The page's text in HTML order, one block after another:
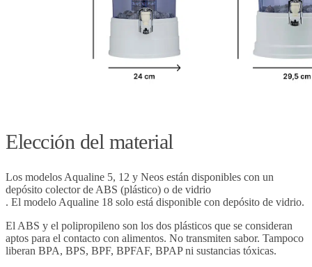
Elección del material
Los modelos Aqualine 5, 12 y Neos están disponibles con un
depósito colector de ABS (plástico) o de vidrio
. El modelo Aqualine 18 solo está disponible con depósito de vidrio.
El ABS y el polipropileno son los dos plásticos que se consideran
aptos para el contacto con alimentos. No transmiten sabor. Tampoco
liberan BPA, BPS, BPF, BPFAF, BPAP ni sustancias tóxicas.